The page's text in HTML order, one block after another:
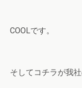
COOLです。
そしてコチラが我